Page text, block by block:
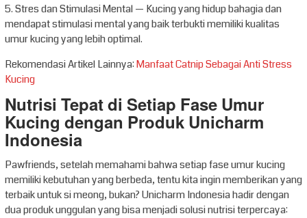
5. Stres dan Stimulasi Mental — Kucing yang hidup bahagia dan
mendapat stimulasi mental yang baik terbukti memiliki kualitas
umur kucing yang lebih optimal.
Rekomendasi Artikel Lainnya:Manfaat Catnip Sebagai Anti Stress
Kucing
Nutrisi Tepat di Setiap Fase Umur
Kucing dengan Produk Unicharm
Indonesia
Pawfriends, setelah memahami bahwa setiap fase umur kucing
memiliki kebutuhan yang berbeda, tentu kita ingin memberikan yang
terbaik untuk si meong, bukan? Unicharm Indonesia hadir dengan
dua produk unggulan yang bisa menjadi solusi nutrisi terpercaya: